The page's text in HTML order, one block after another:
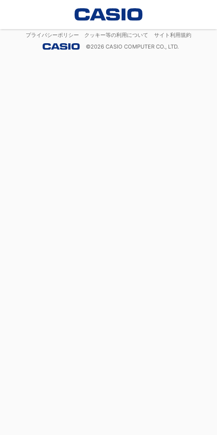
プライバシーポリシー クッキー等の利用について
サイト利用規約
©2026 CASIO COMPUTER CO., LTD.